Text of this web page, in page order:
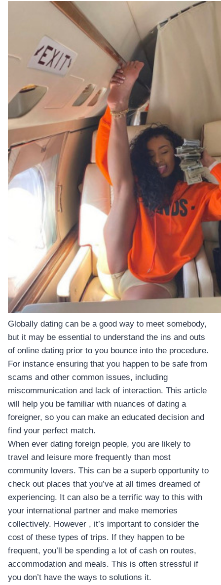
Globally dating can be a good way to meet somebody,
but it may be essential to understand the ins and outs
of online dating prior to you bounce into the procedure.
For instance ensuring that you happen to be safe from
scams and other common issues, including
miscommunication and lack of interaction. This article
will help you be familiar with nuances of dating a
foreigner, so you can make an educated decision and
find your perfect match.
When ever dating foreign people, you are likely to
travel and leisure more frequently than most
community lovers. This can be a superb opportunity to
check out places that you’ve at all times dreamed of
experiencing. It can also be a terrific way to this with
your international partner and make memories
collectively. However , it’s important to consider the
cost of these types of trips. If they happen to be
frequent, you’ll be spending a lot of cash on routes,
accommodation and meals. This is often stressful if
you don’t have the ways to solutions it.